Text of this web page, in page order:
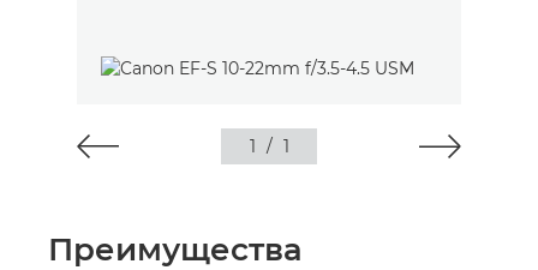
1 / 1
Преимущества